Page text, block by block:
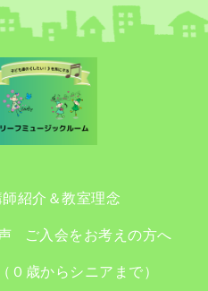
師紹介＆教室理念
ご入会をお考えの方へ
０歳からシニアまで）